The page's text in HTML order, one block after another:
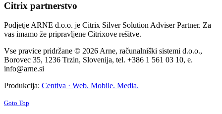
Citrix partnerstvo
Podjetje ARNE d.o.o. je Citrix Silver Solution Adviser Partner. Za
vas imamo že pripravljene Citrixove rešitve.
Vse pravice pridržane © 2026 Arne, računalniški sistemi d.o.o.,
Borovec 35, 1236 Trzin, Slovenija, tel. +386 1 561 03 10, e.
info@arne.si
Produkcija: Centiva · Web. Mobile. Media.
Goto Top